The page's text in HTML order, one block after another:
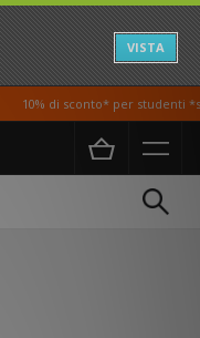
VISTA
10% di sconto* per studenti *si